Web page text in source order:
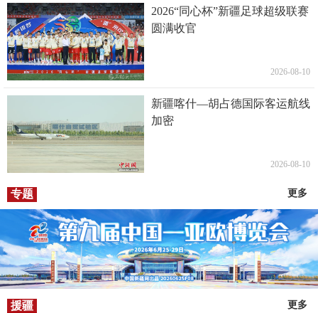
2026“同心杯”新疆足球超级联赛
圆满收官
2026-08-10
新疆喀什—胡占德国际客运航线
加密
2026-08-10
专题 更多
援疆 更多